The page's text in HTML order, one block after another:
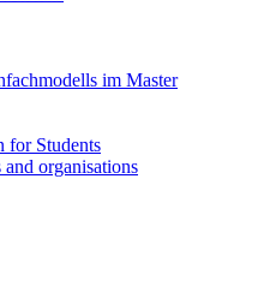
im Master
for Students
organisations